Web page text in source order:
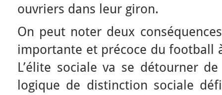
ouvriers dans leur giron.
On peut noter deux
importante et précoce du football
L’élite sociale va se détourner
logique de distinction sociale